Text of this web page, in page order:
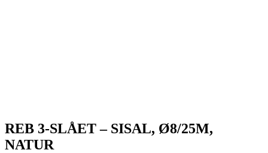
REB 3-SLÅET – SISAL, Ø8/25M,
NATUR